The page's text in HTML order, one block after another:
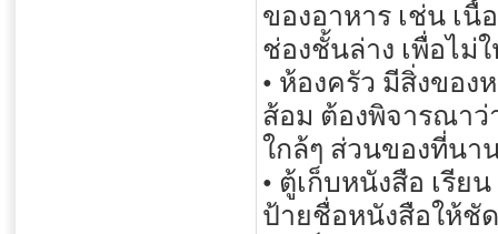
ของอาหาร เช่น เนื้
ช่องชั้นล่าง เพื่อไม่
• ห้องครัว มีสิ่งขอ
ส้อม ต้องพิจารณาว่
ใกล้ๆ ส่วนของที่นา
• ตู้เก็บหนังสือ เรี
ป้ายชื่อหนังสือให้ชั